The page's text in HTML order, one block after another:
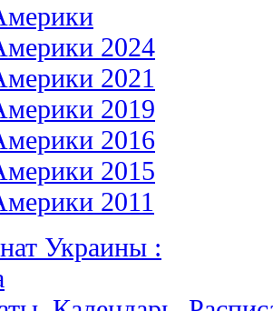
2024
2021
2019
2016
2015
2011
Украины :